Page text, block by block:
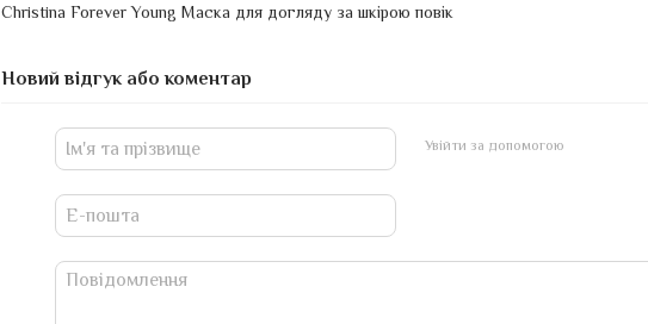
Christina Forever Young Маска для догляду за шкірою повік
Новий відгук або коментар
Увійти за допомогою